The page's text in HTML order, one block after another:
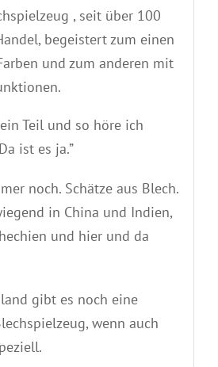
, seit über 100
begeistert zum einen
und zum anderen mit
Teil und so höre ich
ist es ja.”
noch. Schätze aus Blech.
in China und Indien,
und hier und da
gibt es noch eine
wenn auch